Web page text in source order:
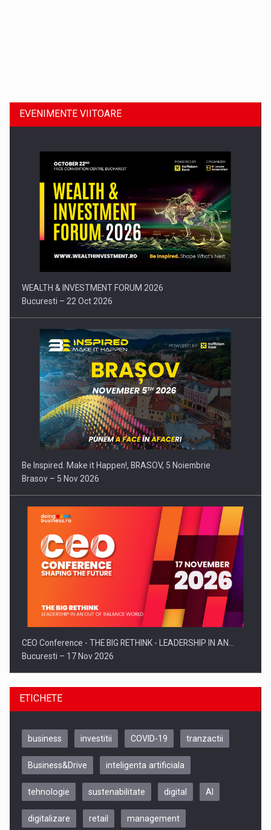
Comunicat de presa: Joburile part-time reincep sa intre pe…
EVENIMENTE VIITOARE
WEALTH & INVESTMENT FORUM 2026
Bucuresti – 22 Oct 2026
Be Inspired. Make it Happen!, BRASOV, 5 Noiembrie
Brasov – 5 Nov 2026
CEO Conference - THE BIG RETHINK - LEADERSHIP IN AN…
Bucuresti – 17 Nov 2026
Be Inspired. Make it Happen!, CLUJ, 9 Decembrie
ETICHETE
business investitii COVID-19 tranzactii
Business&Drive inteligenta artificiala
tehnologie sustenabilitate digital AI
digitalizare retail management